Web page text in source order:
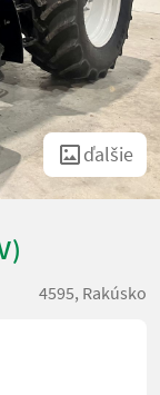
ďalšie
4595, Rakúsko